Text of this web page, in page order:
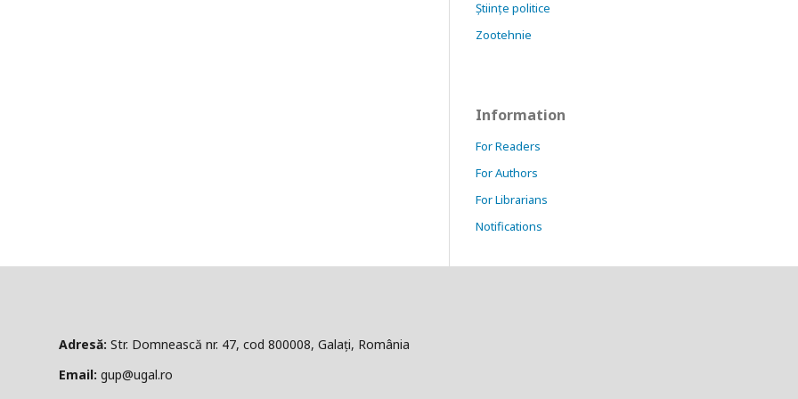
Științe politice
Zootehnie
Information
For Readers
For Authors
For Librarians
Notifications
Str. Domnească nr. 47, cod 800008, Galați, România
gup@ugal.ro